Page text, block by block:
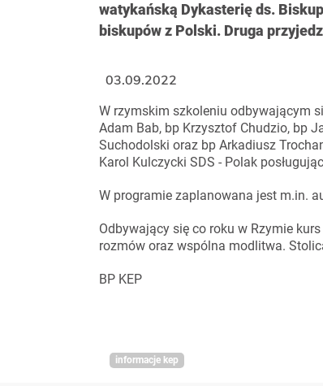
watykańską Dykasterię ds.
biskupów z Polski. Druga
W rzymskim szkoleniu odbywającym
Adam Bab, bp Krzysztof Chudzio, bp
Suchodolski oraz bp Arkadiusz
Karol Kulczycki SDS - Polak
W programie zaplanowana jest m.in.
Odbywający się co roku w Rzymie
rozmów oraz wspólna modlitwa.
BP KEP
03.09.2022
informacje kep